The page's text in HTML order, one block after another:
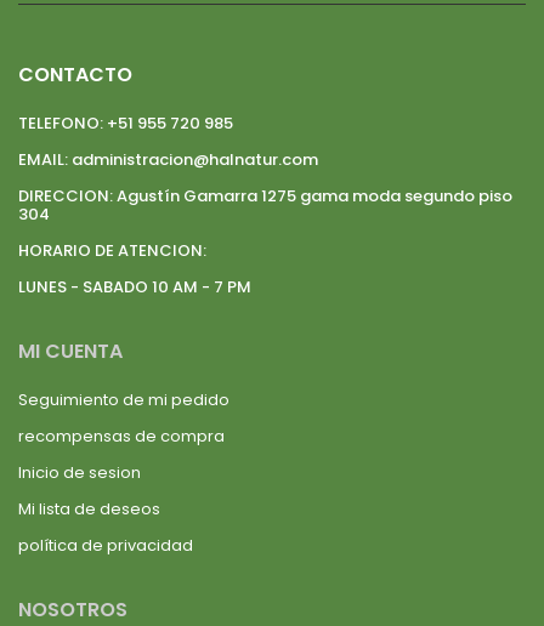
CONTACTO
TELEFONO: +51 955 720 985
EMAIL: administracion@halnatur.com
DIRECCION:Agustín Gamarra 1275 gama moda segundo piso
304
HORARIO DE ATENCION:
LUNES - SABADO 10 AM - 7 PM
MI CUENTA
Seguimiento de mi pedido
recompensas de compra
Inicio de sesion
Mi lista de deseos
política de privacidad
NOSOTROS